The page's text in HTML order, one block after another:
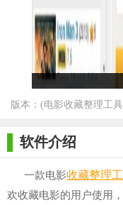
版本：(电影收藏整理工
软件介绍
一款电影收藏整理
欢收藏电影的用户使用